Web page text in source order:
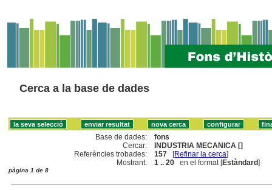
Cerca a la base de dades
Base de dades:
fons
Cercar:
INDUSTRIA MECANICA []
Referències trobades:
157 [Refinar la cerca]
Mostrant:
1 .. 20 en el format [Estàndard]
pàgina 1 de 8